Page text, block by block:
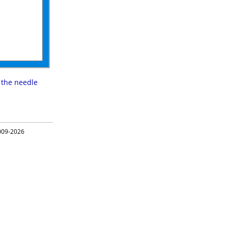
needle
2026